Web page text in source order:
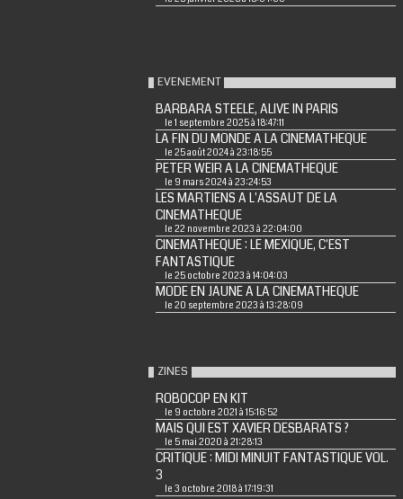
EVENEMENT
BARBARA STEELE, ALIVE IN PARIS
le 1 septembre 2025 à 18:47:11
LA FIN DU MONDE A LA CINEMATHEQUE
le 25 août 2024 à 23:18:55
PETER WEIR A LA CINEMATHEQUE
le 9 mars 2024 à 23:24:53
LES MARTIENS A L'ASSAUT DE LA
CINEMATHEQUE
le 22 novembre 2023 à 22:04:00
CINEMATHEQUE : LE MEXIQUE, C'EST
FANTASTIQUE
le 25 octobre 2023 à 14:04:03
MODE EN JAUNE A LA CINEMATHEQUE
le 20 septembre 2023 à 13:28:09
ZINES
ROBOCOP EN KIT
le 9 octobre 2021 à 15:16:52
MAIS QUI EST XAVIER DESBARATS ?
le 5 mai 2020 à 21:28:13
CRITIQUE : MIDI MINUIT FANTASTIQUE VOL.
3
le 3 octobre 2018 à 17:19:31